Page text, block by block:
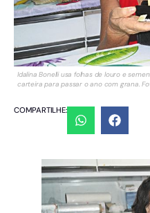
Idalina Bonelli usa folhas de louro e
carteira para passar o ano com grana.
COMPARTILHE: